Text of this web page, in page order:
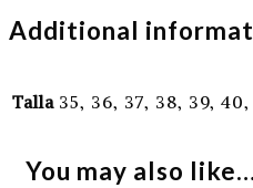
Additional
Talla 35, 36, 37, 38, 39, 40,
You may also like…